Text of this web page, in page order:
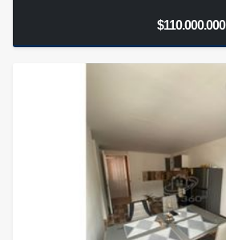
$110.000.000